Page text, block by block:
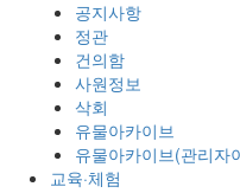
공지사항
정관
건의함
사원정보
삭회
유물아카이브
유물아카이브(관리자
교육·체험